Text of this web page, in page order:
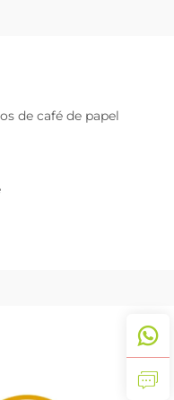
de café de papel